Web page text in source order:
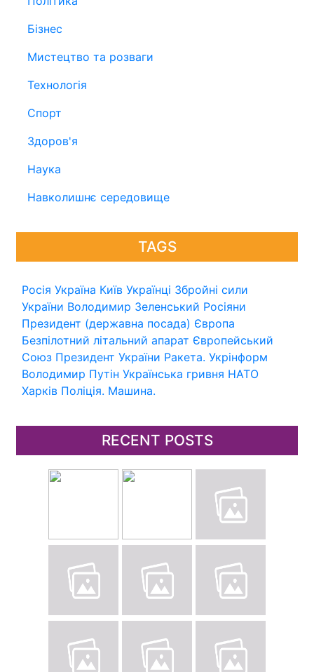
Бізнес
Мистецтво та розваги
Технологія
Спорт
Здоров'я
Наука
Навколишнє середовище
TAGS
Росія Україна Київ Українці Збройні сили
України Володимир Зеленський Росіяни
Президент (державна посада) Європа
Безпілотний літальний апарат Європейський
Союз Президент України Ракета. Укрінформ
Володимир Путін Українська гривня НАТО
Харків Поліція. Машина.
RECENT POSTS